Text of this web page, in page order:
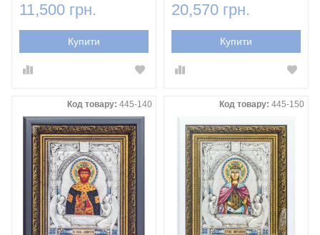
11,500 грн.
Купити
20,570 грн.
Купити
Код товару: 445-140 Код товару: 445-150